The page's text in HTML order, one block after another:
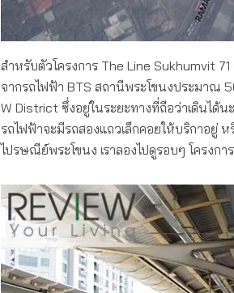
สำหรับตัวโครงการ The Line Sukhumvit
จากรถไฟฟ้า BTS สถานีพระโขนงประมาณ
W District ซึ่งอยู่ในระยะทางที่ถือว่าเดินได้น
รถไฟฟ้าจะมีรถสองแถวเล็กคอยให้บริกาอยู่
ไปรษณีย์พระโขนง เราลองไปดูรอบๆ โครงก